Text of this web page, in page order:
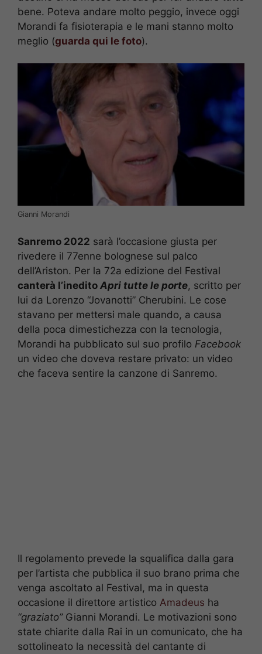
bene. Poteva andare molto peggio, invece oggi
Morandi fa fisioterapia e le mani stanno molto
meglio (guarda qui le foto).
Gianni Morandi
Sanremo 2022 sarà l’occasione giusta per
rivedere il 77enne bolognese sul palco
dell’Ariston. Per la 72a edizione del Festival
canterà l’inedito Apri tutte le porte, scritto per
lui da Lorenzo “Jovanotti” Cherubini. Le cose
stavano per mettersi male quando, a causa
della poca dimestichezza con la tecnologia,
Morandi ha pubblicato sul suo profilo Facebook
un video che doveva restare privato: un video
che faceva sentire la canzone di Sanremo.
Il regolamento prevede la squalifica dalla gara
per l’artista che pubblica il suo brano prima che
venga ascoltato al Festival, ma in questa
occasione il direttore artistico Amadeus ha
“graziato”Gianni Morandi. Le motivazioni sono
state chiarite dalla Rai in un comunicato, che ha
sottolineato la necessità del cantante di